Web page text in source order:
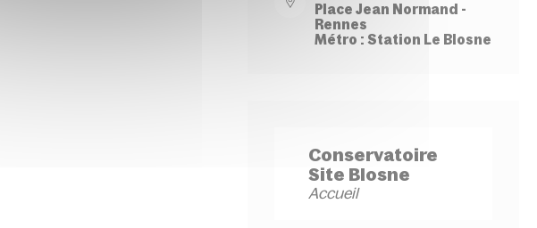
Place Jean Normand -
Rennes
Métro : Station Le Blosne
Conservatoire
Site Blosne
Accueil